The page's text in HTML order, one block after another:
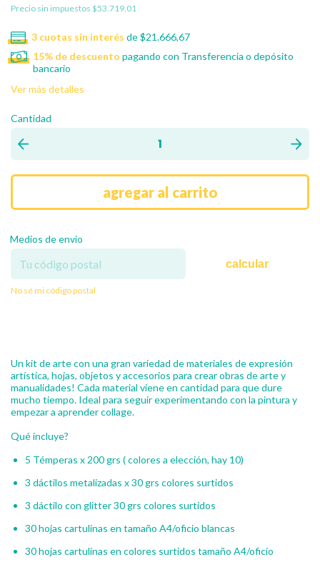
Precio sin impuestos $53.719,01
3cuotas sin interés de$21.666,67
15% de descuento pagando con Transferencia o depósito
bancario
Ver más detalles
Cantidad
Medios de envío
calcular
No sé mi código postal
Un kit de arte con una gran variedad de materiales de expresión
artística, hojas, objetos y accesorios para crear obras de arte y
manualidades! Cada material viene en cantidad para que dure
mucho tiempo. Ideal para seguir experimentando con la pintura y
empezar a aprender collage.
Qué incluye?
5 Témperas x 200 grs ( colores a elección, hay 10)
3 dáctilos metalizadas x 30 grs colores surtidos
3 dáctilo con glitter 30 grs colores surtidos
30 hojas cartulinas en tamaño A4/oficio blancas
30 hojas cartulinas en colores surtidos tamaño A4/oficio